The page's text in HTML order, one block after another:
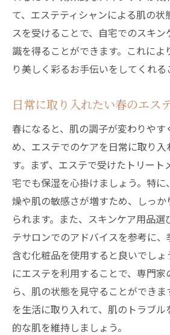
て、エステティシャンによる肌の状
スを受けることで、自宅でのスキ
識を得ることができます。これによ
り美しく彩るお手伝いをしてくれる
日常に取り入れたい春のエス
春になると、肌の調子が変わりやす
め、エステでのケアを日常に取り
す。まず、エステで受けたトリート
宅でも保湿を心掛けましょう。特
燥や肌の敏感さが増すため、しっ
られます。また、スキンケア用品選
テサロンでのアドバイスを参考に
含む化粧品を使用すると良いでし
にエステを利用することで、専門
ら、肌の状態を見守ることができ
を生活に取り入れて、肌のトラブ
的な肌を維持しましょう。